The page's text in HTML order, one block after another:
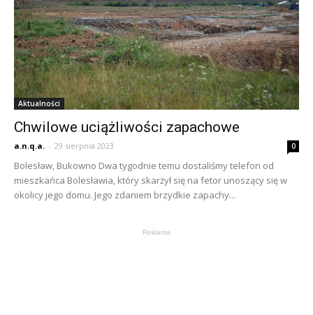
Aktualności
Chwilowe uciążliwości zapachowe
a.n.q.a. - 29 sierpnia 2023 0
Bolesław, Bukowno Dwa tygodnie temu dostaliśmy telefon od
mieszkańca Bolesławia, który skarżył się na fetor unoszący się w
okolicy jego domu. Jego zdaniem brzydkie zapachy...
Reklama